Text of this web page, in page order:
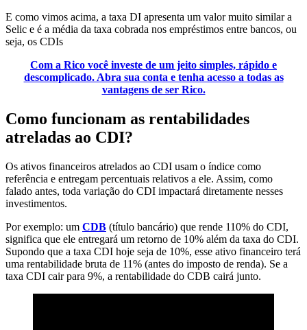
E como vimos acima, a taxa DI apresenta um valor muito similar a
Selic e é a média da taxa cobrada nos empréstimos entre bancos, ou
seja, os CDIs
Com a Rico você investe de um jeito simples, rápido e
descomplicado. Abra sua conta e tenha acesso a todas as
vantagens de ser Rico.
Como funcionam as rentabilidades
atreladas ao CDI?
Os ativos financeiros atrelados ao CDI usam o índice como
referência e entregam percentuais relativos a ele. Assim, como
falado antes, toda variação do CDI impactará diretamente nesses
investimentos.
Por exemplo: um CDB (título bancário) que rende 110% do CDI,
significa que ele entregará um retorno de 10% além da taxa do CDI.
Supondo que a taxa CDI hoje seja de 10%, esse ativo financeiro terá
uma rentabilidade bruta de 11% (antes do imposto de renda). Se a
taxa CDI cair para 9%, a rentabilidade do CDB cairá junto.